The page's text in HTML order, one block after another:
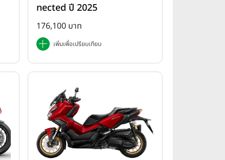
nected ปี 2025
176,100 บาท
เพิ่มเพื่อเปรียบเทียบ